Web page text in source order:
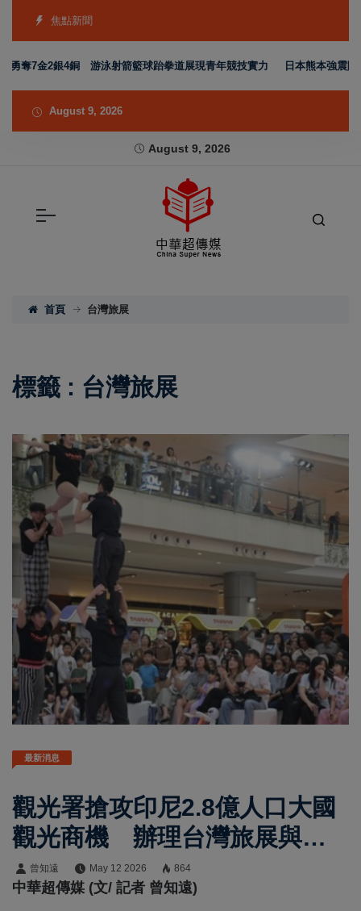
焦點新聞
奪7金2銀4銅 游泳射箭籃球跆拳道展現青年競技實力 日本熊本強震賑
August 9, 2026
August 9, 2026
首頁 台灣旅展
標籤 : 台灣旅展
最新消息
觀光署搶攻印尼2.8億人口大國
觀光商機 辦理台灣旅展與推
廣會力推臺灣友善多元主題旅
遊
曾知遠 May 12 2026 864
中華超傳媒 (文/ 記者 曾知遠)